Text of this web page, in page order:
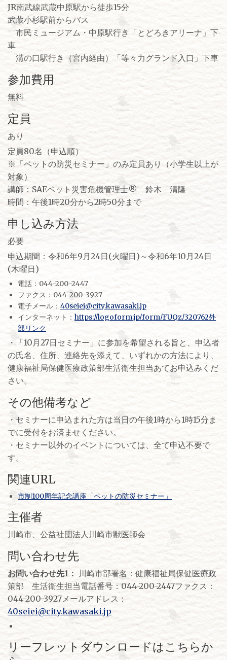
JR南武線武蔵中原駅から徒歩15分
武蔵小杉駅前からバス
市民ミュージアム・中原駅行き「とどろきアリーナ」下
車
溝の口駅行き（宮内経由）「等々力グランド入口」下車
参加費用
無料
定員
あり
定員80名（申込順）
※「ペットの防災セミナー」のみ定員あり（小学生以上が
対象）
講師：SAEペット災害危機管理士® 鈴木 清隆
時間：午後1時20分から2時50分まで
申し込み方法
必要
申込期間：令和6年9月24日(火曜日)～令和6年10月24日
(木曜日)
電話：044-200-2447
ファクス：044-200-3927
電子メール： 40seiei@city.kawasaki.jp
インターネット： https://logoform.jp/form/FUQz/320762外
部リンク
・「10月27日セミナー」に参加を希望される旨と、申込者
の氏名、住所、連絡先を添えて、いずれかの方法により、
健康福祉局保健医療政策部生活衛生担当あてお申込みくだ
さい。
その他備考など
・セミナーに申込まれた方は当日の午後1時から1時15分ま
でに受付をお済ませください。
・セミナー以外のイベントについては、全て申込不要で
す。
関連URL
市制100周年記念講座「ペットの防災セミナー」
主催者
川崎市、公益社団法人川崎市獣医師会
問い合わせ先
お問い合わせ先1：
川崎市部署名：健康福祉局保健医療政
策部 生活衛生担当電話番号：044-200-2447ファクス：
044-200-3927メールアドレス：
40seiei@city.kawasaki.jp
リーフレットダウンロードはこちらか